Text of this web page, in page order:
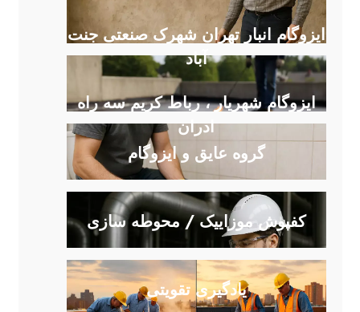
ایزوگام انبار تهران شهرک صنعتی جنت
آباد
ایزوگام شهریار ، رباط کریم سه راه
ادران
گروه عایق و ایزوگام
کفپوش موزاییک / محوطه سازی
یادگیری تقویتی